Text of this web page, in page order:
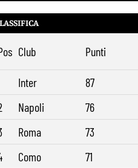
Club Punti
Inter
87
Napoli
76
Roma
73
Como
71